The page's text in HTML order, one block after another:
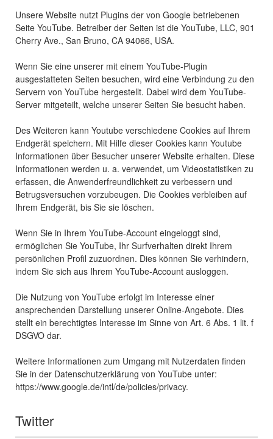
Unsere Website nutzt Plugins der von Google betriebenen
Seite YouTube. Betreiber der Seiten ist die YouTube, LLC, 901
Cherry Ave., San Bruno, CA 94066, USA.
Wenn Sie eine unserer mit einem YouTube-Plugin
ausgestatteten Seiten besuchen, wird eine Verbindung zu den
Servern von YouTube hergestellt. Dabei wird dem YouTube-
Server mitgeteilt, welche unserer Seiten Sie besucht haben.
Des Weiteren kann Youtube verschiedene Cookies auf Ihrem
Endgerät speichern. Mit Hilfe dieser Cookies kann Youtube
Informationen über Besucher unserer Website erhalten. Diese
Informationen werden u. a. verwendet, um Videostatistiken zu
erfassen, die Anwenderfreundlichkeit zu verbessern und
Betrugsversuchen vorzubeugen. Die Cookies verbleiben auf
Ihrem Endgerät, bis Sie sie löschen.
Wenn Sie in Ihrem YouTube-Account eingeloggt sind,
ermöglichen Sie YouTube, Ihr Surfverhalten direkt Ihrem
persönlichen Profil zuzuordnen. Dies können Sie verhindern,
indem Sie sich aus Ihrem YouTube-Account ausloggen.
Die Nutzung von YouTube erfolgt im Interesse einer
ansprechenden Darstellung unserer Online-Angebote. Dies
stellt ein berechtigtes Interesse im Sinne von Art. 6 Abs. 1 lit. f
DSGVO dar.
Weitere Informationen zum Umgang mit Nutzerdaten finden
Sie in der Datenschutzerklärung von YouTube unter:
https://www.google.de/intl/de/policies/privacy.
Twitter